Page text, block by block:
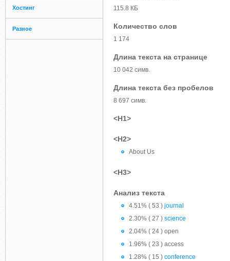
Хостинг
Разное
115.8 КБ
Количество слов
1 174
Длина текста на странице
10 042 симв.
Длина текста без пробелов
8 697 симв.
<H1>
<H2>
About Us
<H3>
Анализ текста
4.51% ( 53 ) journal
2.30% ( 27 ) science
2.04% ( 24 ) open
1.96% ( 23 ) access
1.28% ( 15 ) conference